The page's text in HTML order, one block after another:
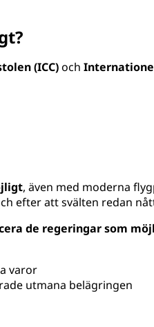
(ICC)och
, även med moderna
efter att svälten redan
de regeringar som
varor
utmana belägringen